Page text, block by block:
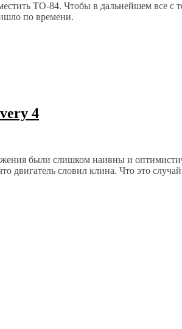
ТО-84. Чтобы в дальнейшем все с
по времени.
4
были слишком наивны и
двигатель словил клина. Что это